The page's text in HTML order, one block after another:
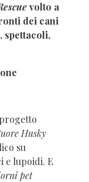
volto a
dei cani
spettacoli,
Husky
su
e lupoidi. E
pet